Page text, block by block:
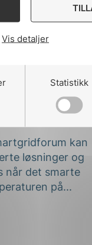
Vis detaljer
Statistikk
kan
løsninger og
når det smarte
på...